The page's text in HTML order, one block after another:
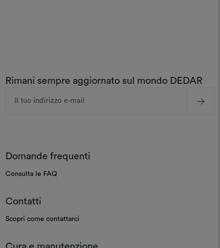
Rimani sempre aggiornato sul mondo DEDAR
Domande frequenti
Consulta le FAQ
Contatti
Scopri come contattarci